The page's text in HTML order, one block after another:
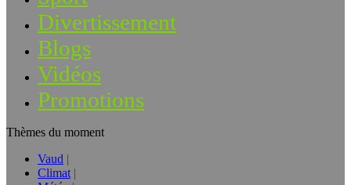
Divertissement
Blogs
Vidéos
Promotions
Thèmes du moment
Vaud
Climat